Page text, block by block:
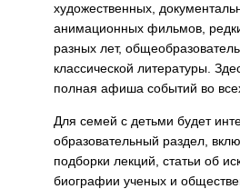
художественных,
анимационных фильмов,
разных лет,
классической литературы.
полная афиша событий во
Для семей с детьми будет
образовательный раздел,
подборки лекций, статьи об
биографии ученых и